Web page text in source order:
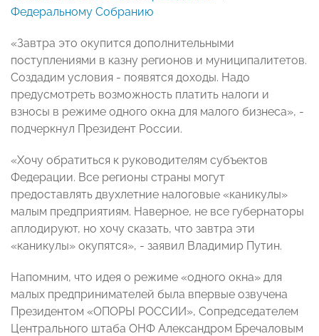
Федеральному Собранию
«Завтра это окупится дополнительными
поступлениями в казну регионов и муниципалитетов.
Создадим условия - появятся доходы. Надо
предусмотреть возможность платить налоги и
взносы в режиме одного окна для малого бизнеса», -
подчеркнул Президент России.
«Хочу обратиться к руководителям субъектов
Федерации. Все регионы страны могут
предоставлять двухлетние налоговые «каникулы»
малым предприятиям. Наверное, не все губернаторы
аплодируют, но хочу сказать, что завтра эти
«каникулы» окупятся», - заявил Владимир Путин.
Напомним, что идея о режиме «одного окна» для
малых предпринимателей была впервые озвучена
Президентом «ОПОРЫ РОССИИ», Сопредседателем
Центрального штаба ОНФ Александром Бречаловым